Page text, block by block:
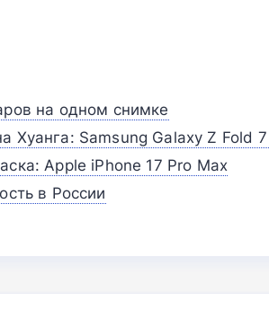
на одном снимке
Хуанга: Samsung Galaxy Z Fold 7
Apple iPhone 17 Pro Max
в России